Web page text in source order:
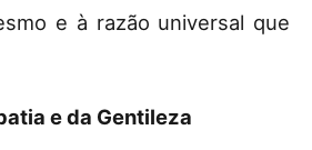
e à razão universal que
e da Gentileza